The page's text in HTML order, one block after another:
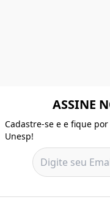
ASSINE
Cadastre-se e e fique
Unesp!